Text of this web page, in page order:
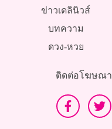
ข่าวเดลินิวส์
บทความ
ดวง-หวย
ติดต่อโฆษณา